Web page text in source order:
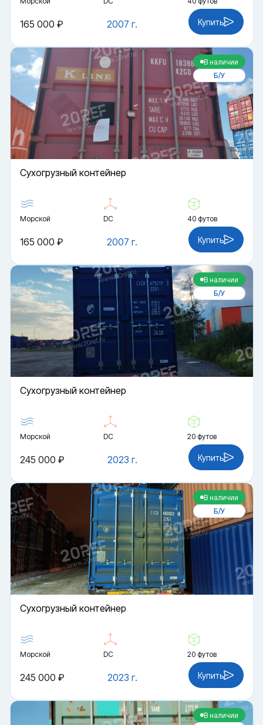
2007 г.
165 000 ₽ Купить
В наличии
Б/У
Cухогрузный контейнер
Морской DC 40 футов
2007 г.
165 000 ₽ Купить
В наличии
Б/У
Cухогрузный контейнер
Морской DC 20 футов
2023 г.
245 000 ₽ Купить
В наличии
Б/У
Cухогрузный контейнер
Морской DC 20 футов
2023 г.
245 000 ₽ Купить
В наличии